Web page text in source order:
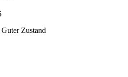
Zustand